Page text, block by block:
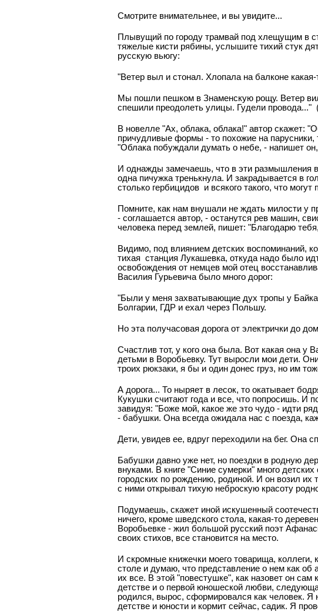
Смотрите внимательнее, и вы увидите...
Плывущий по городу трамвай под хлещущим в
тяжелые кисти рябины, услышите тихий стук
русскую вьюгу:
"Ветер выл и стонал. Хлопала на балконе
Мы пошли пешком в Знаменскую рощу. Ветер
спешили преодолеть улицы. Гудели провода..."
В новелле "Ах, облака, облака!" автор скажет:
причудливые формы - то похожие на парусники,
"Облака побуждали думать о небе, - напишет
И однажды замечаешь, что в эти размышления
одна пичужка тренькнула. И закрадывается в
столько гербицидов и всякого такого, что
Помните, как нам внушали не ждать милости у
- соглашается автор, - останутся рев машин,
человека перед землей, пишет: "Благодарю
Видимо, под влиянием детских воспоминаний,
тихая станция Лукашевка, откуда надо было
освобождения от немцев мой отец
Василия Гурьевича было много дорог:
"Были у меня захватывающие дух тропы у
Болгарии, ГДР и ехал через Польшу.
Но эта получасовая дорога от электрички до
Счастлив тот, у кого она была. Вот какая она
детьми в Воробьевку. Тут выросли мои дети.
троих рюкзаки, я бы и один донес груз, но им
А дорога... То ныряет в лесок, то окатывает
Кукушки считают года и все, что попросишь. И
завидуя: "Боже мой, какое же это чудо - идти
- бабушки. Она всегда ожидала нас с поезда,
Дети, увидев ее, вдруг переходили на бег.
Бабушки давно уже нет, но поездки в родную
внуками. В книге "Синие сумерки" много
городских по рождению, родиной. И он возил их
с ними открывал тихую неброскую красоту
Подумаешь, скажет иной искушенный
ничего, кроме шведского стола, какая-то
Воробьевке - жил большой русский поэт
своих стихов, все становится на место.
И скромные книжечки моего товарища,
столе и думаю, что представление о нем как об
их все. В этой "повестушке", как назовет он
детстве и о первой юношеской любви,
родился, вырос, сформировался как человек. Я
детстве и юности и кормит сейчас, садик. Я